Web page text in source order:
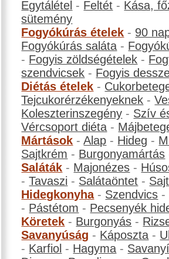
Egytálétel - Feltét - Kása,
sütemény
Fogyókúrás ételek - 90
Fogyókúrás saláta -
- Fogyis zöldségételek -
szendvicsek - Fogyis
Diétás ételek -
Tejcukorérzékenyeknek -
Koleszterinszegény - Szív
Vércsoport diéta -
Mártások -Alap - Hideg -
Sajtkrém - Burgonyamártás
Saláták - Majonézes -
-Tavaszi - Salátaöntet -
Hidegkonyha- Szendvics -
- Pástétom - Pecsenyék
Köretek - Burgonyás -
Savanyúság - Káposzta -
- Karfiol - Hagyma -